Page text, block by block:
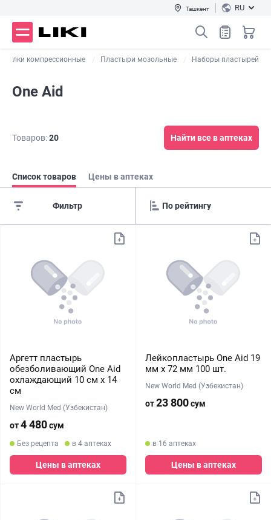
Ташкент RU
Чулки компрессионные Пластыри мозольные Наборы пластырей
One Aid
Товаров:20 Найти все в аптеках
Список товаров Цены в аптеках
Фильтр
Аргетт пластырь
обезболивающий One Aid
охлаждающий 10 см х 14
см
New World Med (Узбекистан)
от4 480сум
Без рецепта в 4 аптеках
Цены в аптеках
Лейкопластырь One Aid 19
мм х 72 мм 100 шт.
New World Med (Узбекистан)
от23 800сум
в 16 аптеках
Цены в аптеках